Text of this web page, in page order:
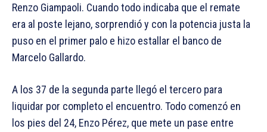
Renzo Giampaoli. Cuando todo indicaba que el remate
era al poste lejano, sorprendió y con la potencia justa la
puso en el primer palo e hizo estallar el banco de
Marcelo Gallardo.
A los 37 de la segunda parte llegó el tercero para
liquidar por completo el encuentro. Todo comenzó en
los pies del 24, Enzo Pérez, que mete un pase entre